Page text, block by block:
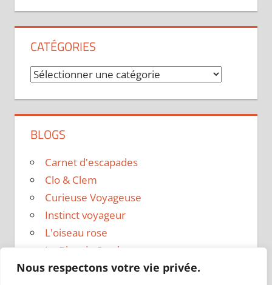
Nous respectons votre vie privée.
CATÉGORIES
Catégories
BLOGS
Carnet d'escapades
Clo & Clem
Curieuse Voyageuse
Instinct voyageur
L'oiseau rose
Le Blog de Sarah
Le sac a dos